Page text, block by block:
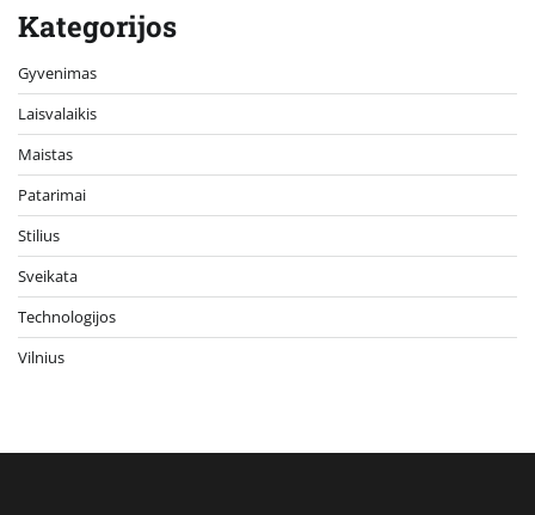
Kategorijos
Gyvenimas
Laisvalaikis
Maistas
Patarimai
Stilius
Sveikata
Technologijos
Vilnius